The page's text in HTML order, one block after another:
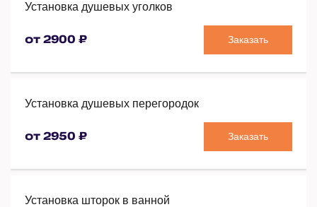
Установка душевых уголков
от 2900 ₽ Заказать
Установка душевых перегородок
от 2950 ₽ Заказать
Установка шторок в ванной